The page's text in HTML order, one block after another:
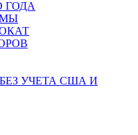
ГОДА
УЧЕТА США И